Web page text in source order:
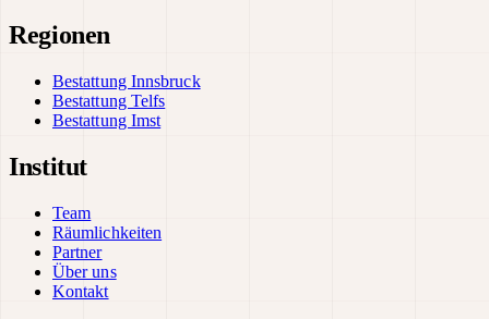
Regionen
Bestattung Innsbruck
Bestattung Telfs
Bestattung Imst
Institut
Team
Räumlichkeiten
Partner
Über uns
Kontakt